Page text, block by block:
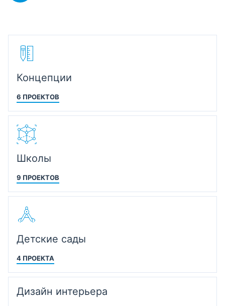
Концепции
6 ПРОЕКТОВ
Школы
9 ПРОЕКТОВ
Детские сады
4 ПРОЕКТА
Дизайн интерьера